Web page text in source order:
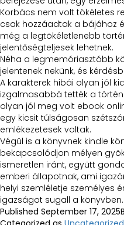
Korbács nem volt tökéletes
csak hozzáadtak a bájához
még a legtökéletlenebb
jelentőségteljesek lehetnek.
Néha a legmemóriasztóbb
jelentenek nekünk, és
A karakterek hibái olyan jól
izgalmasabbá tették a
olyan jól meg volt ebook
egy kicsit túlságosan
emlékezetesek voltak.
Végül is a könyvnek kindle
bekapcsolódjon mélyen
ismeretlen iránt, együtt
emberi állapotnak, ami
helyi szemléletje személyes
igazságot sugall a könyvben.
Published September 17, 2025